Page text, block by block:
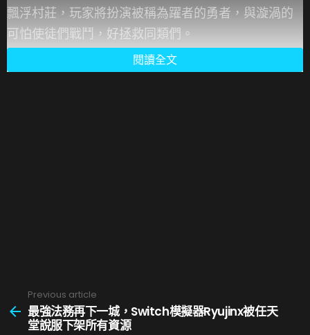
飄浮村莊，玩家將扮演被稱為躍者的勇者，與漩渦的
可怕使徒們戰鬥，好拯救同類們。
閱讀全文
more
Previous article
最強法務再下一城，Switch模擬器Ryujinx被任天
堂說服下架所有資源